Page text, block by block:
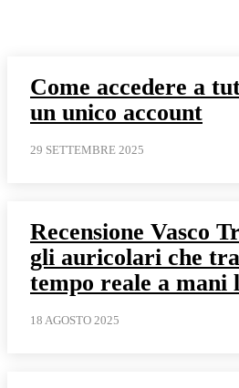
Come accedere a
un unico account
29 SETTEMBRE 2025
Recensione Vasco
gli auricolari che
tempo reale a mani
18 AGOSTO 2025